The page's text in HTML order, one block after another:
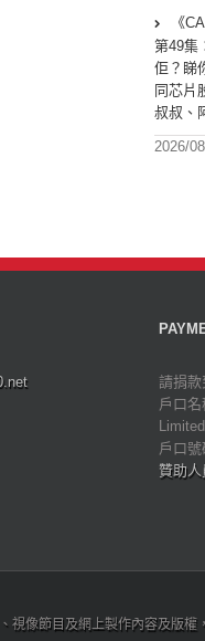
《
第49集
佢？睇
同芯片
叔叔、
2026/
請捐款
戶口
Limited
戶口
贊助人
視像節目及網上製作內容及版